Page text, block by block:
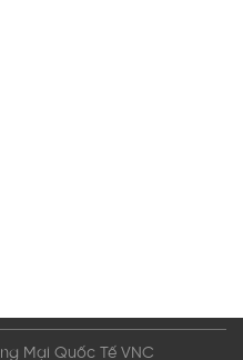
Mại Quốc Tế VNC